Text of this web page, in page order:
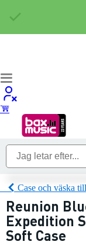
Case och väska
Reunion
Expedition
Soft Case